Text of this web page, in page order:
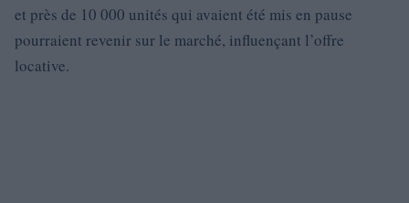
et près de 10 000 unités qui avaient été mis en pause
pourraient revenir sur le marché, influençant l’offre
locative.